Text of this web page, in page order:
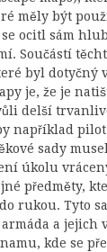
měly být
ocitl sám
Součástí
byl dotyčný
je, že je
delší
například
sady
úkolu
předměty,
rukou. Tyto
a jejich
kde se